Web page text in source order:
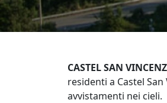
CASTEL SAN
residenti a Castel
avvistamenti nei cieli.